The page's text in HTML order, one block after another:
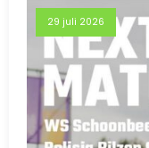
29 juli 2026